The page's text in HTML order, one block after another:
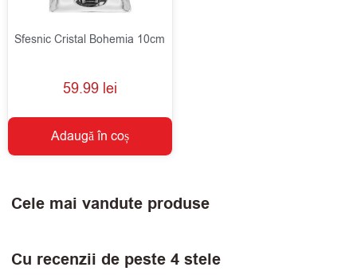
Sfesnic Cristal Bohemia 10cm
59.99 lei
Adaugă în coș
Cele mai vandute produse
Cu recenzii de peste 4 stele